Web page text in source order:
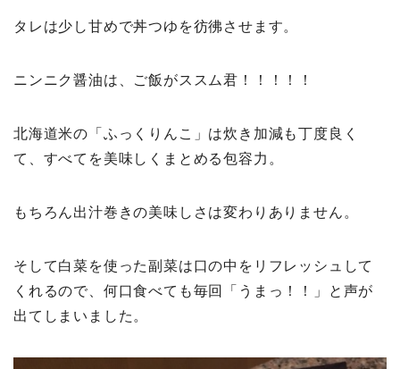
タレは少し甘めで丼つゆを彷彿させます。
ニンニク醤油は、ご飯がススム君！！！！！
北海道米の「ふっくりんこ」は炊き加減も丁度良く
て、すべてを美味しくまとめる包容力。
もちろん出汁巻きの美味しさは変わりありません。
そして白菜を使った副菜は口の中をリフレッシュして
くれるので、何口食べても毎回「うまっ！！」と声が
出てしまいました。